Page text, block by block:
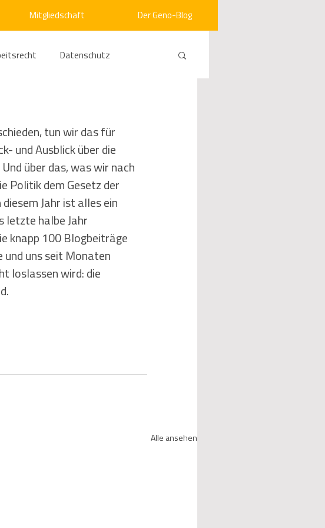
Mitgliedschaft Der Geno-Blog
Datenschutz
Umweltrecht Vergabe
und Handelsrecht Kommunen
Allgemein
tun wir das für
und Ausblick über die
über das, was wir nach
Politik dem Gesetz der
Jahr ist alles ein
letzte halbe Jahr
knapp 100 Blogbeiträge
und uns seit Monaten
loslassen wird: die
Alle ansehen